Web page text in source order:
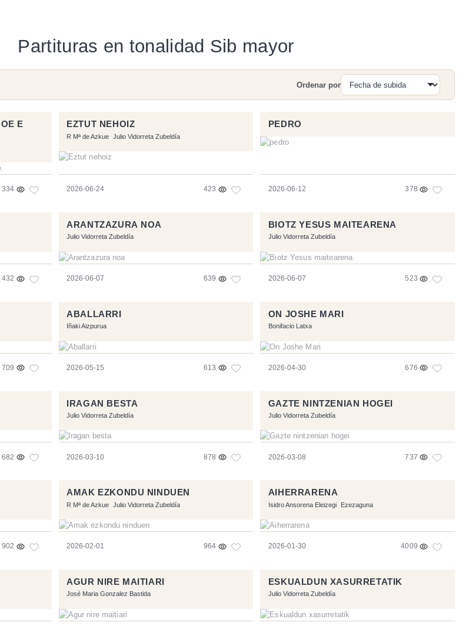
Partituras en tonalidad Sib mayor
Buscar
Ordenar por
E
334
EZTUT NEHOIZ
R Mª de Azkue Julio Vidorreta Zubeldía
2026-06-24 423
PEDRO
2026-06-12 378
432
ARANTZAZURA NOA
Julio Vidorreta Zubeldía
2026-06-07 639
BIOTZ YESUS MAITEARENA
Julio Vidorreta Zubeldía
2026-06-07 523
709
ABALLARRI
Iñaki Aizpurua
2026-05-15 613
ON JOSHE MARI
Bonifacio Latxa
2026-04-30 676
682
IRAGAN BESTA
Julio Vidorreta Zubeldía
2026-03-10 878
GAZTE NINTZENIAN HOGEI
Julio Vidorreta Zubeldía
2026-03-08 737
902
AMAK EZKONDU NINDUEN
R Mª de Azkue Julio Vidorreta Zubeldía
2026-02-01 964
AIHERRARENA
Isidro Ansorena Eleizegi Ezezaguna
2026-01-30 4009
AGUR NIRE MAITIARI
José Maria Gonzalez Bastida
ESKUALDUN XASURRETATIK
Julio Vidorreta Zubeldía